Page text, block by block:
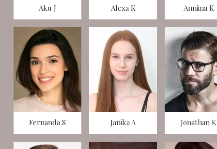
Aku J Alexa K Anniina K
Fernanda S Janika A Jonathan K